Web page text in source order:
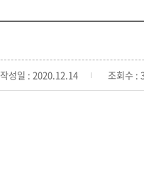
작성일 : 2020.12.14 조회수 :